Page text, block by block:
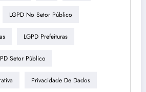
LGPD No Setor Público
LGPD Prefeituras
Setor Público
Privacidade De Dados